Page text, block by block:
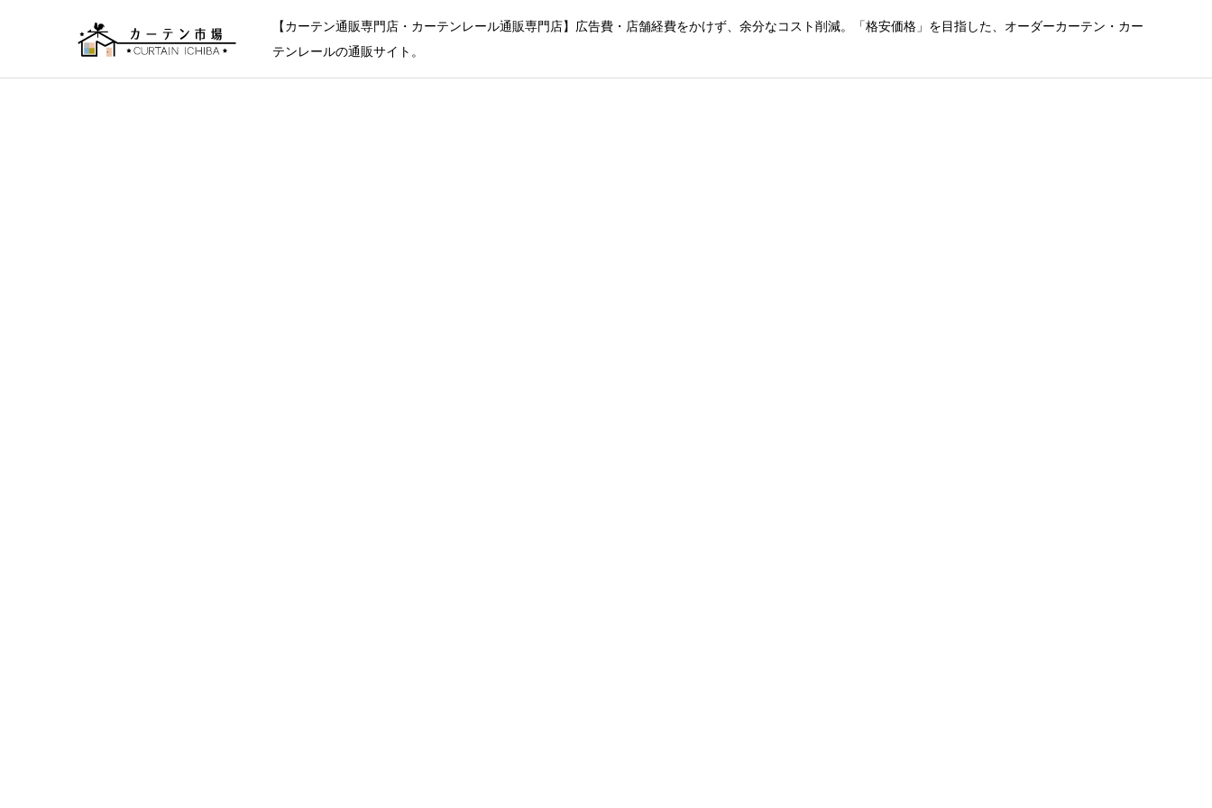
【カーテン通販専門店・カーテンレール通販専門店】広告費・店舗経費をかけず、余分なコスト削減。「格安価格」を目指した、オーダーカーテン・カー
テンレールの通販サイト。